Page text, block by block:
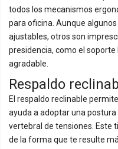
todos los mecanismos
para oficina. Aunque
ajustables, otros son
presidencia, como el
agradable.
Respaldo
El respaldo reclinable
ayuda a adoptar una
vertebral de tensiones. Este
de la forma que te resulte